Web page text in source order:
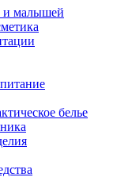
и малышей
белье